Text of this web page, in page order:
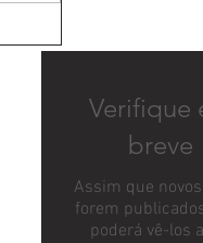
Verifique
breve
Assim que
forem
poderá vê-los